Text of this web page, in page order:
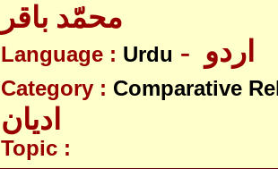
محمّد باقر
Language : Urdu
Category : Comparative
ادیان
Topic :